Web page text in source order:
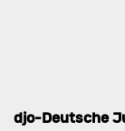
djo-Deutsche